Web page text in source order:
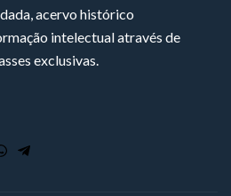
acervo histórico
intelectual através de
exclusivas.